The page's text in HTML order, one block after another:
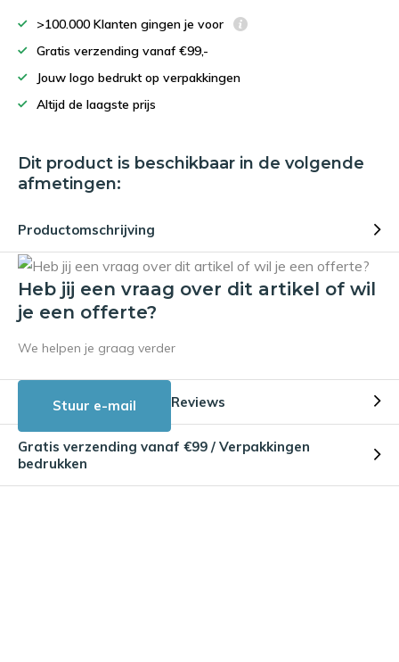
>100.000 Klanten gingen je voor
Gratis verzending vanaf €99,-
Jouw logo bedrukt op verpakkingen
Altijd de laagste prijs
Dit product is beschikbaar in de volgende
afmetingen:
Productomschrijving
Heb jij een vraag over dit artikel of wil
je een offerte?
We helpen je graag verder
Stuur e-mail Reviews
Gratis verzending vanaf €99 / Verpakkingen
bedrukken